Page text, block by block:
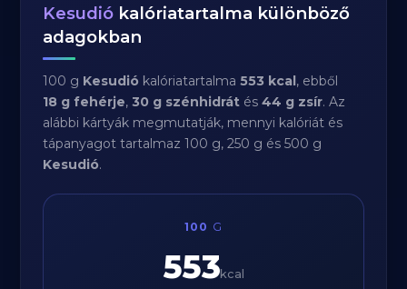
Kesudió kalóriatartalma különböző
adagokban
100 g Kesudió kalóriatartalma553 kcal, ebből
18 g fehérje,30 g szénhidrát és44 g zsír. Az
alábbi kártyák megmutatják, mennyi kalóriát és
tápanyagot tartalmaz 100 g, 250 g és 500 g
Kesudió.
100 G
553kcal